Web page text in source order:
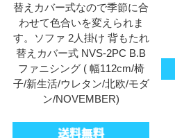
替えカバー式なので季節に合
わせて色合いを変えられま
す。ソファ 2人掛け 背もたれ
替えカバー式 NVS-2PC B.B
ファニシング ( 幅112cm/椅
子/新生活/ウレタン/北欧/モダ
ン/NOVEMBER)